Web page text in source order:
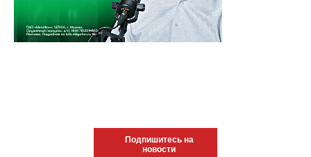
Подпишитесь на
новости